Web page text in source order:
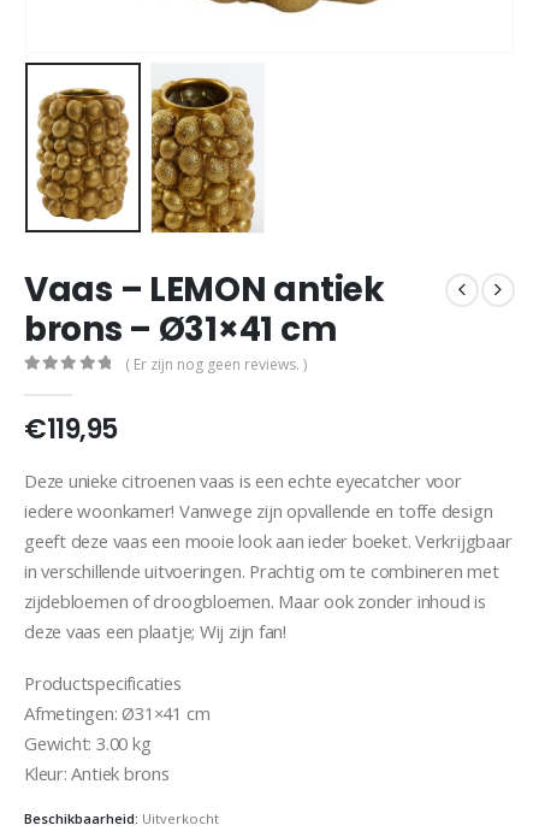
Vaas – LEMON antiek
brons – Ø31×41 cm
( Er zijn nog geen reviews. )
€119,95
Deze unieke citroenen vaas is een echte eyecatcher voor
iedere woonkamer! Vanwege zijn opvallende en toffe design
geeft deze vaas een mooie look aan ieder boeket. Verkrijgbaar
in verschillende uitvoeringen. Prachtig om te combineren met
zijdebloemen of droogbloemen. Maar ook zonder inhoud is
deze vaas een plaatje; Wij zijn fan!
Productspecificaties
Afmetingen: Ø31×41 cm
Gewicht: 3.00 kg
Kleur: Antiek brons
Beschikbaarheid: Uitverkocht